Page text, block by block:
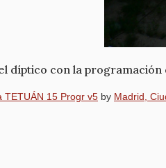
díptico con la
TETUÁN 15 Progr v5 by Madrid,